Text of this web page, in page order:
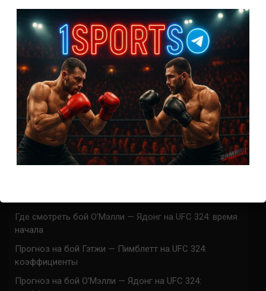
СВЕЖИЕ ЗАПИСИ
ACA 200 прямая трансляция
Марафон боев UFC 325 прямая трансляция
UFC 324 прямая трансляция
Марафон боев UFC 324 прямая трансляция
Где смотреть бой О’Мэлли — Ядонг на UFC 324: время
начала
Прогноз на бой Гэтжи — Пимблетт на UFC 324:
коэффициенты
Прогноз на бой О’Мэлли — Ядонг на UFC 324: